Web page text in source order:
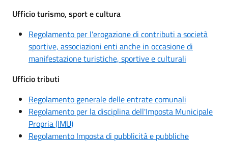
Ufficio turismo, sport e cultura
Regolamento per l'erogazione di contributi a società
sportive, associazioni enti anche in occasione di
manifestazione turistiche, sportive e culturali
Ufficio tributi
Regolamento generale delle entrate comunali
Regolamento per la disciplina dell'Imposta Municipale
Propria (IMU)
Regolamento Imposta di pubblicità e pubbliche